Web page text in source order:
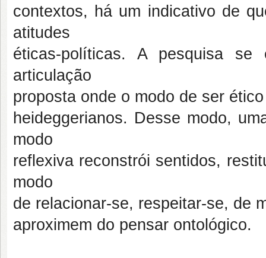
contextos, há um indicativo de
atitudes
éticas-políticas. A pesquisa
articulação
proposta onde o modo de ser
heideggerianos. Desse modo,
modo
reflexiva reconstrói sentidos,
modo
de relacionar-se, respeitar-se, de
aproximem do pensar ontológico.